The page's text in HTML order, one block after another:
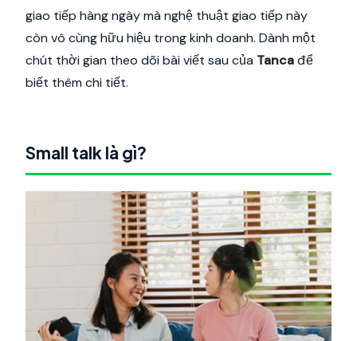
giao tiếp hàng ngày mà nghệ thuật giao tiếp này
còn vô cùng hữu hiệu trong kinh doanh. Dành một
chút thời gian theo dõi bài viết sau của Tancađể
biết thêm chi tiết.
Small talk là gì?